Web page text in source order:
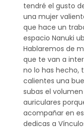
tendré el gusto
una mujer
que hace un
espacio Nanuki
Hablaremos de
que te van a
no lo has hecho,
calientes una
subas el
auriculares
acompañar en
dedicas a